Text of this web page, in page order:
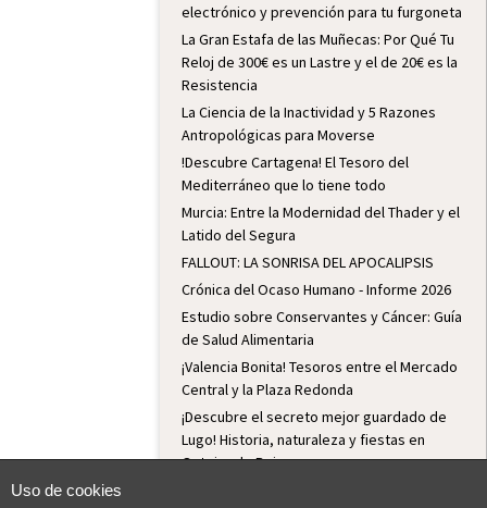
electrónico y prevención para tu furgoneta
La Gran Estafa de las Muñecas: Por Qué Tu
Reloj de 300€ es un Lastre y el de 20€ es la
Resistencia
La Ciencia de la Inactividad y 5 Razones
Antropológicas para Moverse
!Descubre Cartagena! El Tesoro del
Mediterráneo que lo tiene todo
Murcia: Entre la Modernidad del Thader y el
Latido del Segura
FALLOUT: LA SONRISA DEL APOCALIPSIS
Crónica del Ocaso Humano - Informe 2026
Estudio sobre Conservantes y Cáncer: Guía
de Salud Alimentaria
¡Valencia Bonita! Tesoros entre el Mercado
Central y la Plaza Redonda
¡Descubre el secreto mejor guardado de
Lugo! Historia, naturaleza y fiestas en
Outeiro de Rei
Uso de cookies